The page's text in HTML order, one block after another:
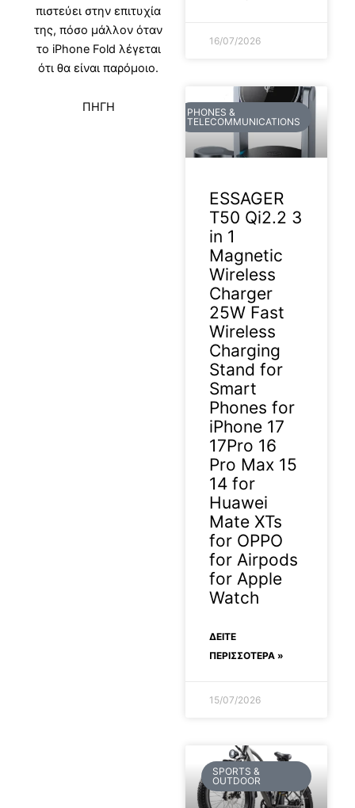
πιστεύει στην επιτυχία
της, πόσο μάλλον όταν
το iPhone Fold λέγεται
ότι θα είναι παρόμοιο.
ΠΗΓΗ
16/07/2026
PHONES &
TELECOMMUNICATIONS
ESSAGER
T50 Qi2.2 3
in 1
Magnetic
Wireless
Charger
25W Fast
Wireless
Charging
Stand for
Smart
Phones for
iPhone 17
17Pro 16
Pro Max 15
14 for
Huawei
Mate XTs
for OPPO
for Airpods
for Apple
Watch
ΔΕΊΤΕ
ΠΕΡΙΣΣΟΤΕΡΑ »
15/07/2026
SPORTS &
OUTDOOR